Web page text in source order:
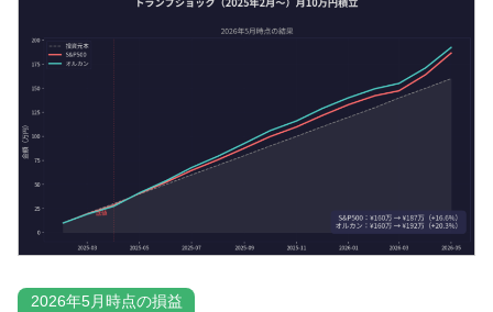
2026年5月時点の損益